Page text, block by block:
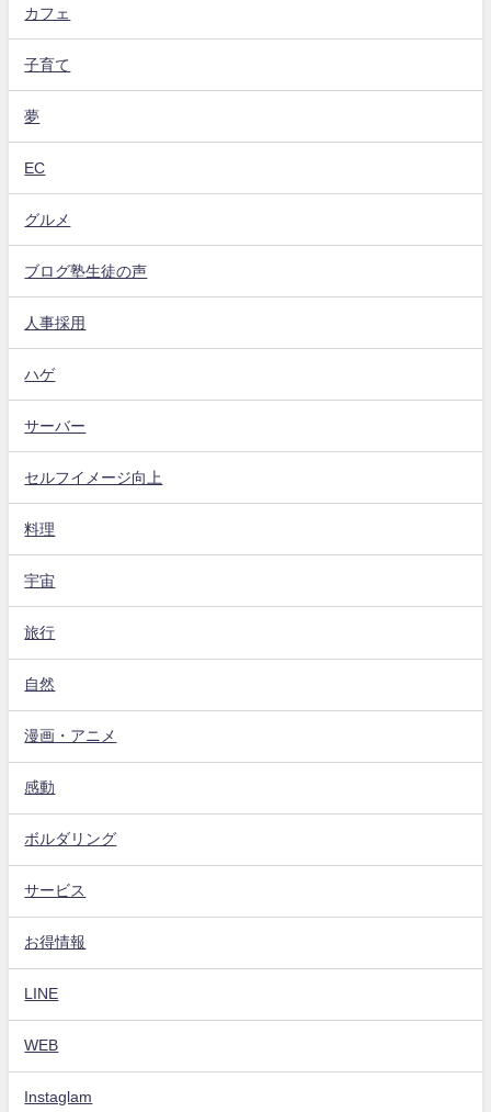
カフェ
子育て
夢
EC
グルメ
ブログ塾生徒の声
人事採用
ハゲ
サーバー
セルフイメージ向上
料理
宇宙
旅行
自然
漫画・アニメ
感動
ボルダリング
サービス
お得情報
LINE
WEB
Instaglam